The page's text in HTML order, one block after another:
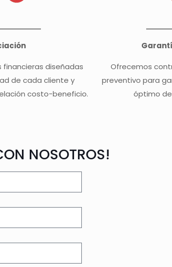
diseñadas
de cada cliente y
costo-beneficio.
Ofrecemos
preventivo para
óptimo
NOSOTROS!